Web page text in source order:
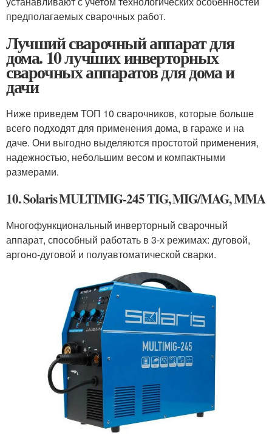
предполагаемых сварочных работ.
Лучший сварочный аппарат для
дома. 10 лучших инверторных
сварочных аппаратов для дома и
дачи
Ниже приведем ТОП 10 сварочников, которые больше
всего подходят для применения дома, в гараже и на
даче. Они выгодно выделяются простотой применения,
надежностью, небольшим весом и компактными
размерами.
10. Solaris MULTIMIG-245 TIG, MIG/MAG, MMA
Многофункциональный инверторный сварочный
аппарат, способный работать в 3-х режимах: дуговой,
аргоно-дуговой и полуавтоматической сварки.